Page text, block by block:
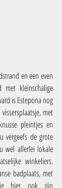
en een even
met kleinschalige
is Estepona nog
met
pleintjes en
vergeefs de grote
wel allerlei lokale
winkeliers.
badplaats, met
hier ook zijn